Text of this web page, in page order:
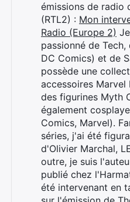
émissions de radio
(RTL2) : Mon
Radio (Europe 2)
passionné de
DC Comics) et de
possède une
accessoires Marvel
des figurines Myth
également
Comics, Marvel).
séries, j'ai été
d'Olivier Marchal,
outre, je suis
publié chez
été intervenant en